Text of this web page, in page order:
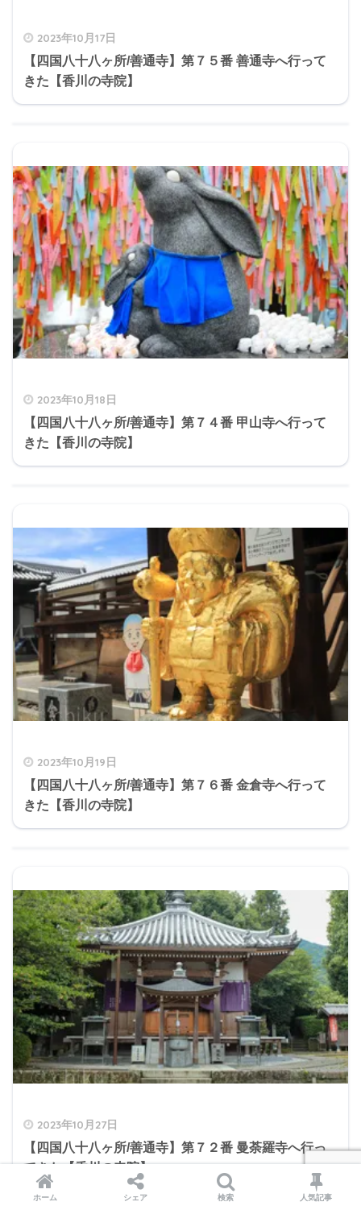
2023年10月17日
【四国八十八ヶ所/善通寺】第７５番 善通寺へ行って
きた【香川の寺院】
2023年10月18日
【四国八十八ヶ所/善通寺】第７４番 甲山寺へ行って
きた【香川の寺院】
2023年10月19日
【四国八十八ヶ所/善通寺】第７６番 金倉寺へ行って
きた【香川の寺院】
2023年10月27日
【四国八十八ヶ所/善通寺】第７２番 曼荼羅寺へ行っ
てきた【香川の寺院】
ホーム シェア 検索 人気記事